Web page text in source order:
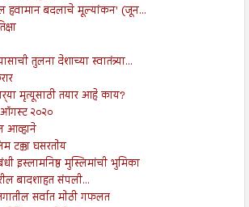
हवामान बदलाचे मूल्यांकन' (जून...
तुलना देशाच्या स्वातंत्र्या...
मृत्यूसाठी तयार आहे काय?
२०२०
आव्हाने
टक्का घसरतोय
इस्लामनिष्ठ मुस्लिमांची भुमिका
बादशाहत संपली...
सर्वात मोठी गफलत